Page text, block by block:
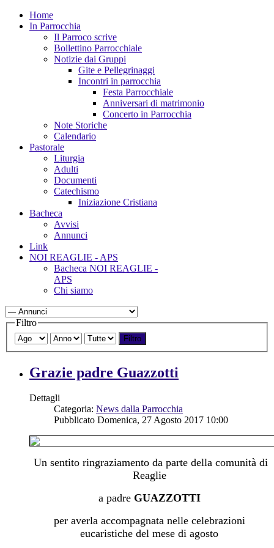
Home
In Parrocchia
Il Parroco scrive
Bollettino Parrocchiale
Notizie dai Gruppi
Gite e Pellegrinaggi
Incontri in parrocchia
Festa Parrocchiale
Anniversari di matrimonio
Concerto in Parrocchia
Note Storiche
Calendario
Pastorale
Liturgia
Adulti
Documenti
Catechismo
Iniziazione Cristiana
Bacheca
Avvisi
Annunci
Link
NOI REAGLIE - APS
Bacheca NOI REAGLIE -
APS
Chi siamo
Filtro
Filtro
Grazie padre Guazzotti
Dettagli
Categoria: News dalla Parrocchia
Pubblicato Domenica, 27 Agosto 2017 10:00
Un sentito ringraziamento da parte della comunità di
Reaglie
a padre GUAZZOTTI
per averla accompagnata nelle celebrazioni
eucaristiche del mese di agosto